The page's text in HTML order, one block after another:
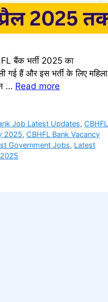
बैंक भर्ती 2025 का
गई हैं और इस भर्ती के लिए महिला
… Read more
Job Latest Updates, CBHFL
2025, CBHFL Bank Vacancy
Government Jobs, Latest